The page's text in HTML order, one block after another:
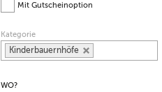
REGIONEN
Mit Gutscheinoption
Kategorie
Kinderbauernhöfe
WO?